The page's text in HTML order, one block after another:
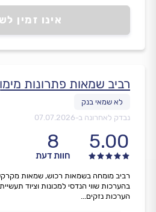
אינו זמין
רביב שמאות פתרונות
נבדק לאחרונה ב-07.07.2026
5.00
8
חוות דעת
רביב מומחה בשמאות רכוש, שמאות
בהערכות שווי הנדסי למכונות וציוד
הערכות נזקים...